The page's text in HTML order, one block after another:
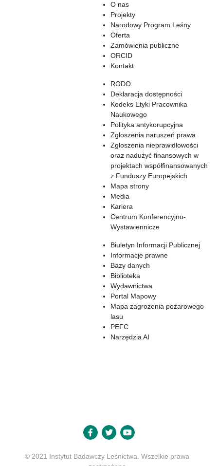
O nas
Projekty
Narodowy Program Leśny
Oferta
Zamówienia publiczne
ORCID
Kontakt
RODO
Deklaracja dostępności
Kodeks Etyki Pracownika
Naukowego
Polityka antykorupcyjna
Zgłoszenia naruszeń prawa
Zgłoszenia nieprawidłowości
oraz nadużyć finansowych w
projektach współfinansowanych
z Funduszy Europejskich
Mapa strony
Media
Kariera
Centrum Konferencyjno-
Wystawiennicze
Biuletyn Informacji Publicznej
Informacje prawne
Bazy danych
Biblioteka
Wydawnictwa
Portal Mapowy
Mapa zagrożenia pożarowego
lasu
PEFC
Narzędzia AI
© 2021 Instytut Badawczy Leśnictwa. Wszelkie prawa